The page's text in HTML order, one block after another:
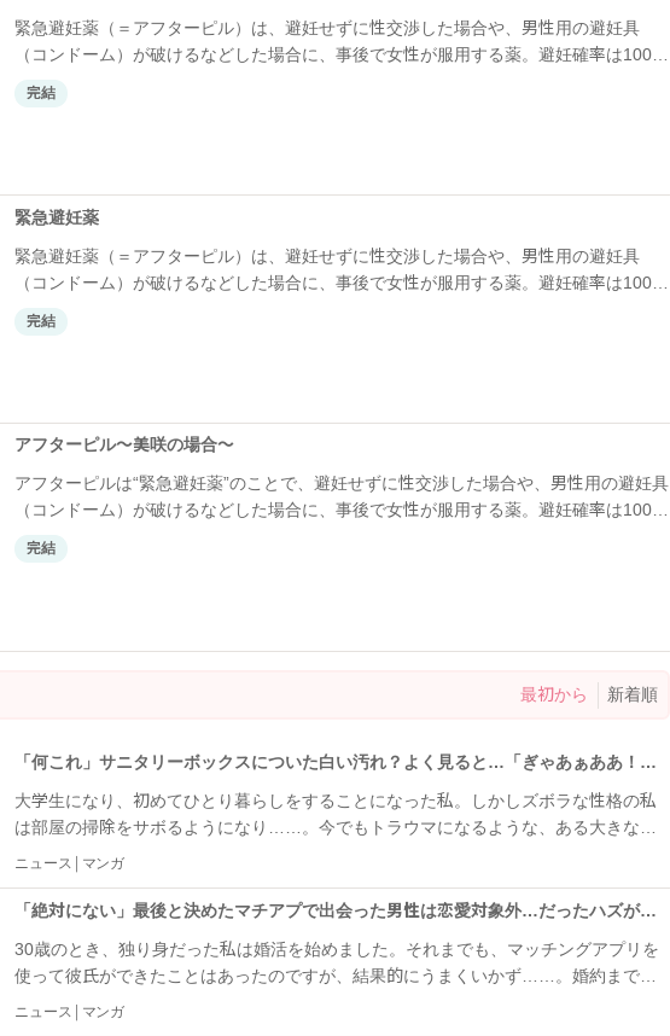
緊急避妊薬（＝アフターピル）は、避妊せずに性交渉した場合や、男性用の避妊具
（コンドーム）が破けるなどした場合に、事後で女性が服用する薬。避妊確率は100%
ではなく、副作用など女性の負担も大きいですが、望まない妊娠をすることを考える
完結
緊急避妊薬
緊急避妊薬（＝アフターピル）は、避妊せずに性交渉した場合や、男性用の避妊具
（コンドーム）が破けるなどした場合に、事後で女性が服用する薬。避妊確率は100%
ではありませんし、副作用など女性の体の負担も大きいのですが、望まない妊娠をす
ることを考えると飲まざるを得ないケースも。大学生のちづこさんは、ある夜、バイ
完結
アフターピル～美咲の場合～
アフターピルは“緊急避妊薬”のことで、避妊せずに性交渉した場合や、男性用の避妊具
（コンドーム）が破けるなどした場合に、事後で女性が服用する薬。避妊確率は100%
ではありませんし、副作用など女性の体の負担も大きいのですが、望まない妊娠をす
完結
最初から 新着順
「何これ」サニタリーボックスについた白い汚れ？よく見ると…「ぎゃあぁああ！」正体は
大学生になり、初めてひとり暮らしをすることになった私。しかしズボラな性格の私
は部屋の掃除をサボるようになり……。今でもトラウマになるような、ある大きな失
敗をしてしまったのです。
ニュース | マンガ
「絶対にない」最後と決めたマチアプで出会った男性は恋愛対象外…だったハズが！？
30歳のとき、独り身だった私は婚活を始めました。それまでも、マッチングアプリを
使って彼氏ができたことはあったのですが、結果的にうまくいかず……。婚約までし
ていたのですが、破局してしまいました。改めて別のアプリに変えて、短期集中で臨
ニュース | マンガ